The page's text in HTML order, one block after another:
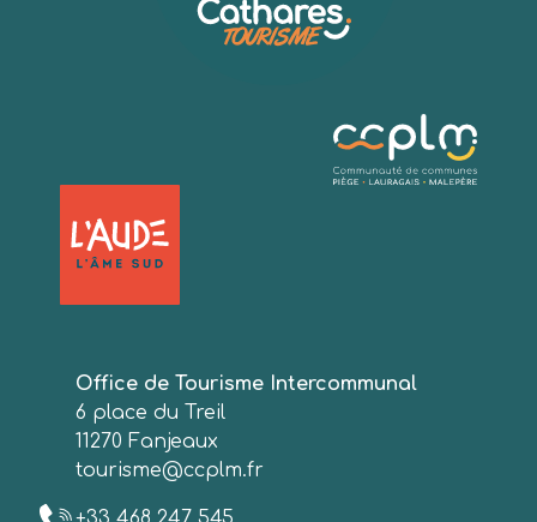
Office de Tourisme Intercommunal
6 place du Treil
11270 Fanjeaux
tourisme@ccplm.fr